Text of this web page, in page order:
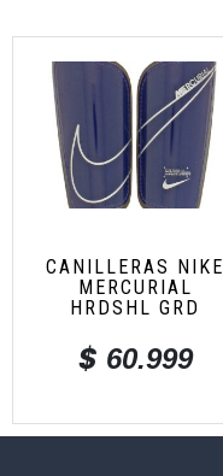
CANILLERAS NIKE
MERCURIAL
HRDSHL GRD
$ 60.999